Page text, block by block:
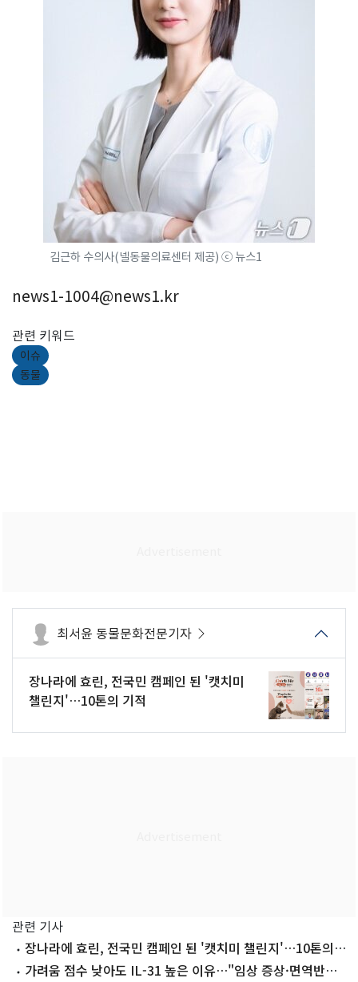
김근하 수의사(넬동물의료센터 제공) ⓒ 뉴스1
news1-1004@news1.kr
관련 키워드
이슈
동물
최서윤 동물문화전문기자
장나라에 효린, 전국민 캠페인 된 '캣치미
챌린지'…10톤의 기적
관련 기사
장나라에 효린, 전국민 캠페인 된 '캣치미 챌린지'…10톤의
기적가려움 점수 낮아도 IL-31 높은 이유…"임상 증상·면역반응